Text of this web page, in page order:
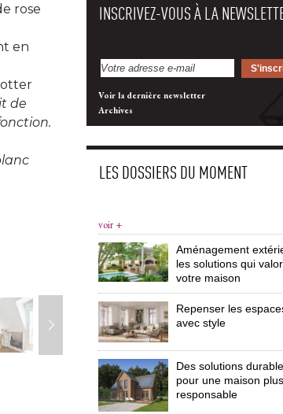
rose
en
de
INSCRIVEZ-VOUS À LA
Voir la dernière newsletter
Archives
LES DOSSIERS DU MOMENT
voir +
Aménagement
les solutions qui
votre maison
Repenser les
avec style
Des solutions
pour une maison plus
responsable